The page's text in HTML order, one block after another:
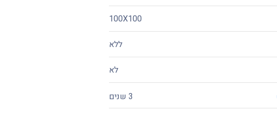
100X100
ללא
לא
3 שנים